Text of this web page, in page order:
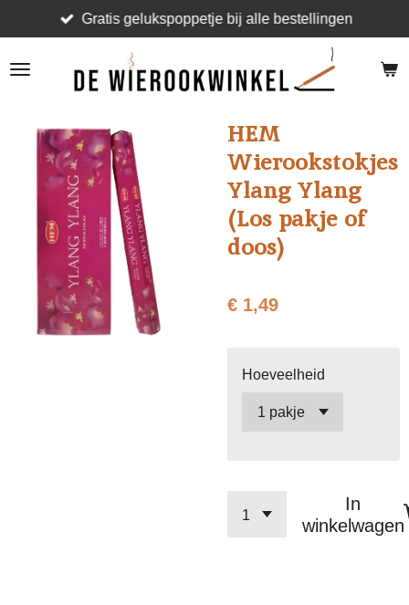
direct
naar
Gratis gelukspoppetje bij alle bestellingen
HEM
Wierookstokjes
Ylang Ylang
(Los pakje of
doos)
€ 1,49
Hoeveelheid
In
winkelwagen